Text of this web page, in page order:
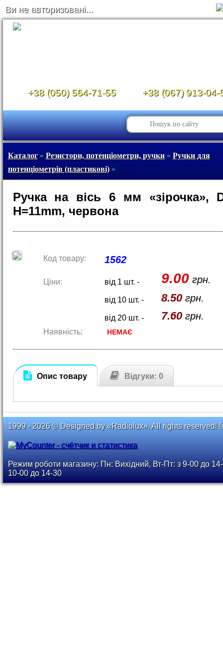
Ви не авторизовані...
+38 (050) 564-71-55 +38 (067) 913-04-
Каталог» Резистори, потенціометри, ручки» Ручки для
потенціометрів (пластикові)»
Ручка на вісь 6 мм «зірочка»,
H=11mm, червона
Код товару: 1562
Ціни: від 1 шт. - 9.00грн.
від 10 шт. - 8.50грн.
від 20 шт. - 7.60грн.
Наявність: НЕМАЄ
Опис товару Відгуки: 0
1999 - 2026 © Designed by «Radiolux». All rights reserved!
Режим роботи магазину: Пн: Вихідний, Вт-Пт: з 9-00 до
10-00 до 14-30